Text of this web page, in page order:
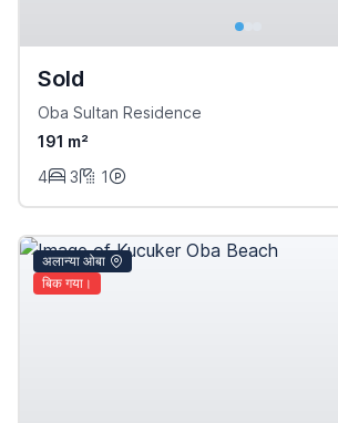
Sold
Oba Sultan Residence
191 m²
4
3 1
अलान्या ओबा
बिक गया।